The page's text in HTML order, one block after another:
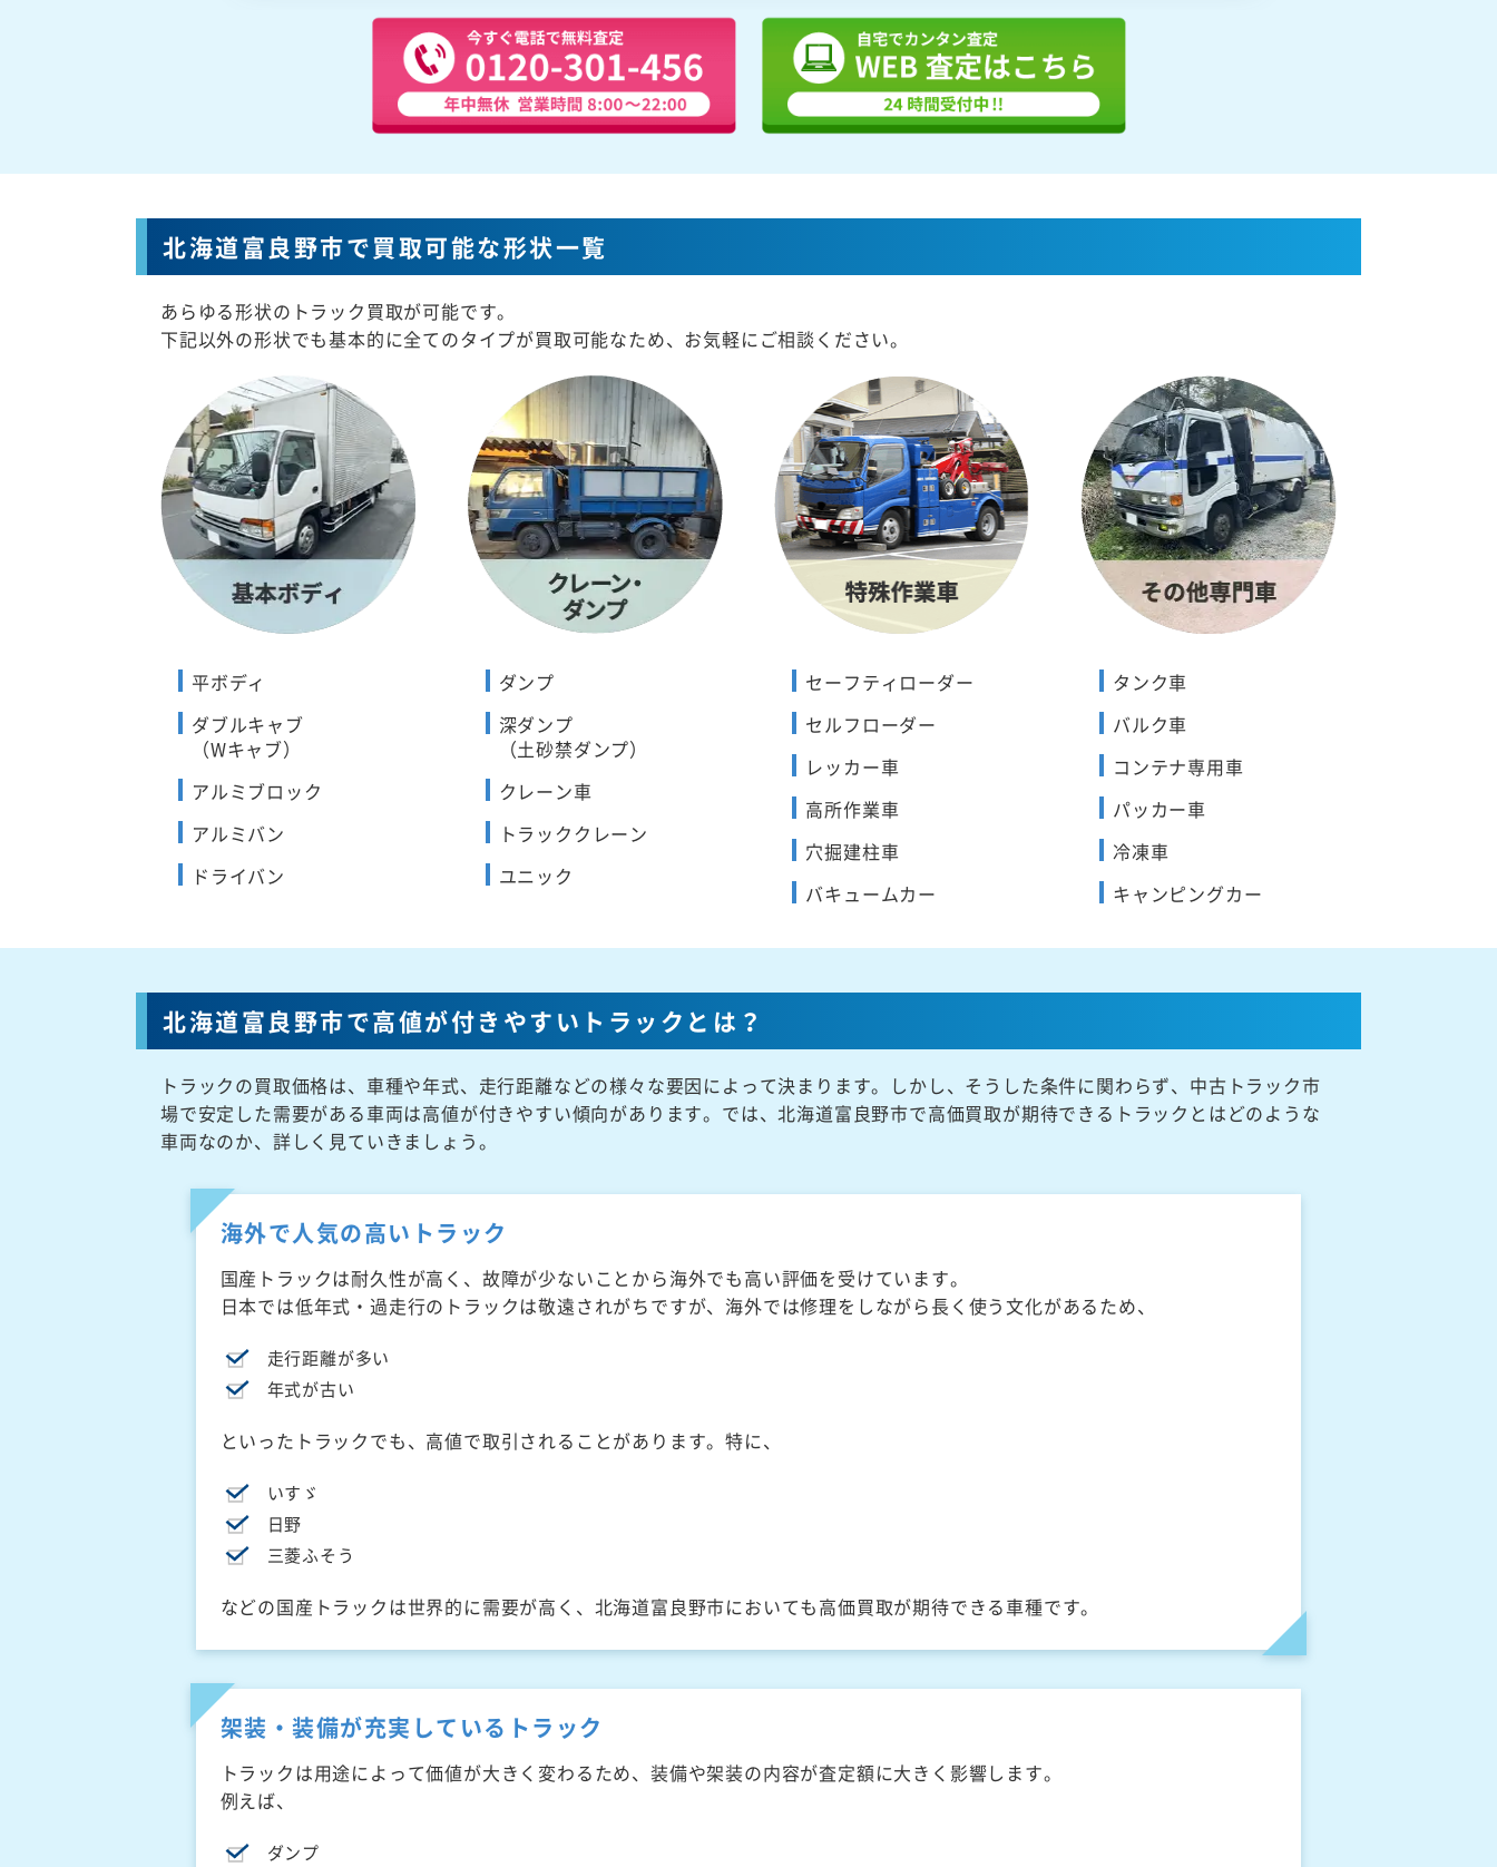
北海道富良野市で買取可能な形状一覧
あらゆる形状のトラック買取が可能です。
下記以外の形状でも基本的に全てのタイプが買取可能なため、お気軽にご相談ください。
平ボディ
ダブルキャブ
（Wキャブ）
アルミブロック
アルミバン
ドライバン
ダンプ
深ダンプ
（土砂禁ダンプ）
クレーン車
トラッククレーン
ユニック
セーフティローダー
セルフローダー
レッカー車
高所作業車
穴掘建柱車
バキュームカー
タンク車
バルク車
コンテナ専用車
パッカー車
冷凍車
キャンピングカー
北海道富良野市で高値が付きやすいトラックとは？
トラックの買取価格は、車種や年式、走行距離などの様々な要因によって決まります。しかし、そうした条件に関わらず、中古トラック市
場で安定した需要がある車両は高値が付きやすい傾向があります。では、北海道富良野市で高価買取が期待できるトラックとはどのような
車両なのか、詳しく見ていきましょう。
海外で人気の高いトラック
国産トラックは耐久性が高く、故障が少ないことから海外でも高い評価を受けています。
日本では低年式・過走行のトラックは敬遠されがちですが、海外では修理をしながら長く使う文化があるため、
走行距離が多い
年式が古い
といったトラックでも、高値で取引されることがあります。特に、
いすゞ
日野
三菱ふそう
などの国産トラックは世界的に需要が高く、北海道富良野市においても高価買取が期待できる車種です。
架装・装備が充実しているトラック
トラックは用途によって価値が大きく変わるため、装備や架装の内容が査定額に大きく影響します。
例えば、
ダンプ